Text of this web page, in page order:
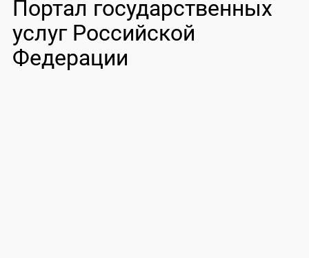
Портал государственных
услуг Российской
Федерации